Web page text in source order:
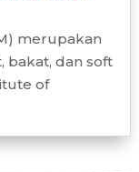
merupakan
bakat, dan soft
of